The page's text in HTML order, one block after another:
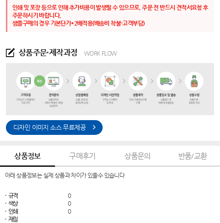
인쇄 및 포장 등으로 인해 추가비용이 발생될 수 있으므로, 주문 전 반드시 견적서요청 후
주문하시기 바랍니다.
샘플구매의 경우 기본단가*2배적용(배송비 착불-고객부담)
상품주문·제작과정 WORK FLOW
디자인 이미지 소스 무료제공
상품정보 구매후기 상품문의 반품/교환
아래 상품정보는 실제 상품과 차이가 있을수 있습니다
· 규격
0
· 색상
0
· 인쇄
0
· 재질